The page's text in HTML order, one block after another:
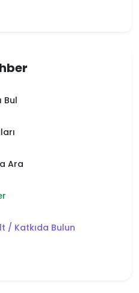
Bul
Ara
/ Katkıda Bulun